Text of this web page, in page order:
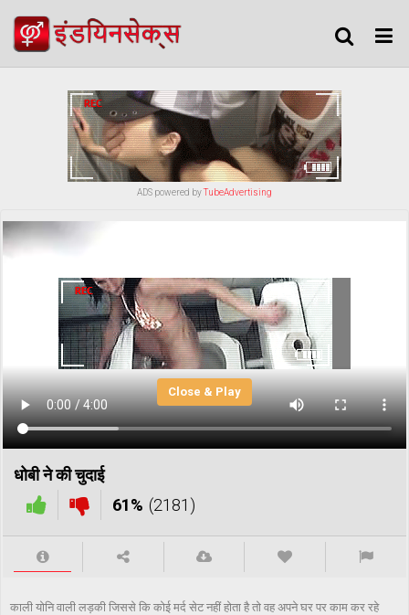
ADS powered byTubeAdvertising
Close & Play
धोबी ने की चुदाई
61% (2181)
काली योनि वाली लड़की जिससे कि कोई मर्द सेट नहीं होता है तो वह अपने घर पर काम कर रहे